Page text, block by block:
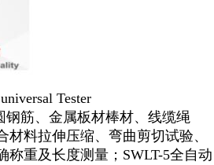
Tester
筋、金属板材棒材、线缆绳
材料拉伸压缩、弯曲剪切试验、
称重及长度测量； SWLT-5全自动